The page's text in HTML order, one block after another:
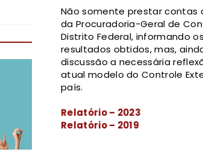
Não somente prestar contas
da Procuradoria-Geral de
Distrito Federal, informando os
resultados obtidos, mas,
discussão a necessária
atual modelo do Controle
país.
Relatório – 2023
Relatório – 2019